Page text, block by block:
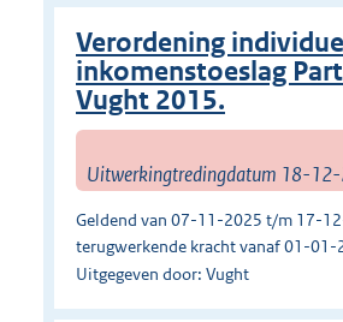
Verordening
inkomenstoeslag
Vught 2015.
Uitwerkingtredingdatum 18-
Geldend van 07-11-2025 t/m 17-
terugwerkende kracht vanaf 01-01-
Uitgegeven door: Vught